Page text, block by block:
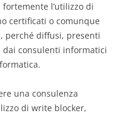
l’utilizzo di
certificati o comunque
perché diffusi, presenti
consulenti informatici
una consulenza
di write blocker,